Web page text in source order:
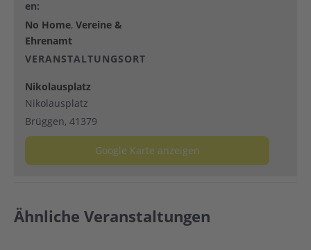
en:
No Home, Vereine &
Ehrenamt
VERANSTALTUNGSORT
Nikolausplatz
Nikolausplatz
Brüggen, 41379
Google Karte anzeigen
Ähnliche Veranstaltungen